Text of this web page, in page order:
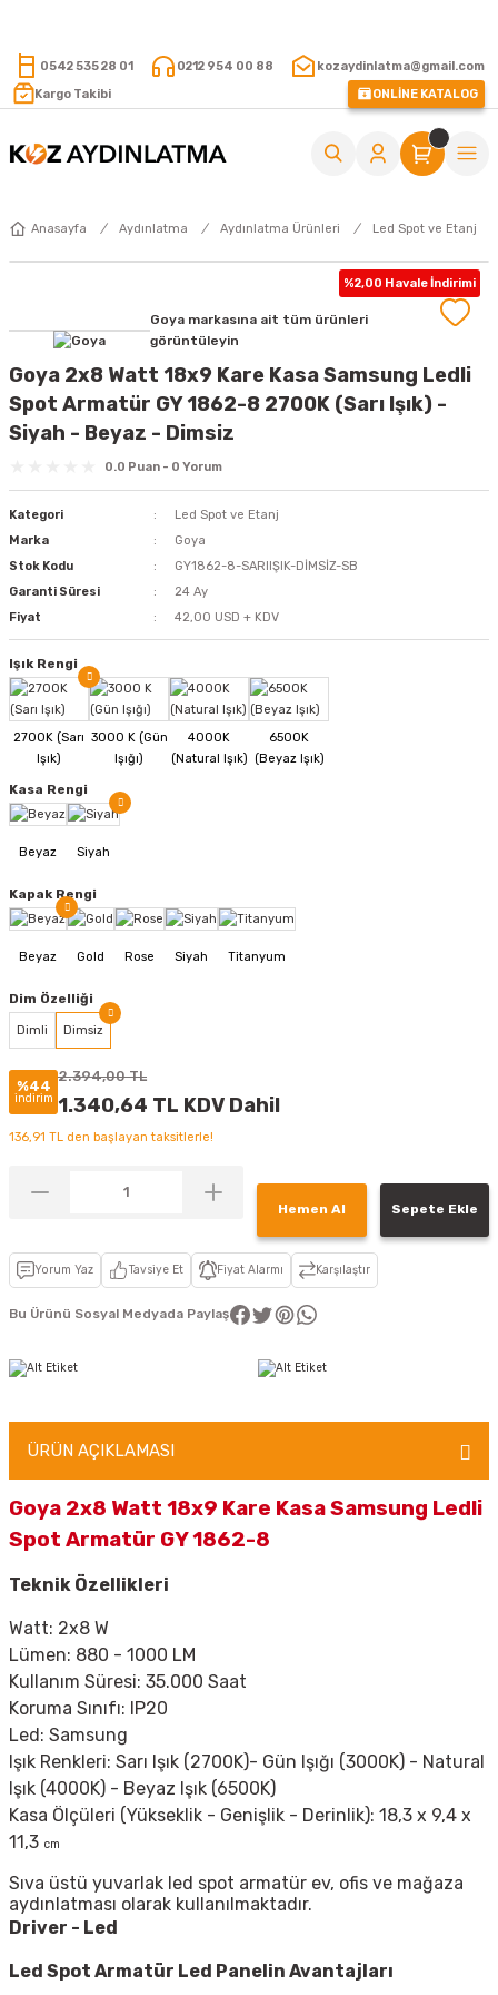
0542 535 28 01 0212 954 00 88
kozaydinlatma@gmail.com
Kargo Takibi
ONLİNE KATALOG
Anasayfa Aydınlatma Aydınlatma Ürünleri Led Spot ve Etanj
%2,00 Havale İndirimi
Goya markasına ait tüm ürünleri
görüntüleyin
Goya 2x8 Watt 18x9 Kare Kasa Samsung Ledli
Spot Armatür GY 1862-8 2700K (Sarı Işık) -
Siyah - Beyaz - Dimsiz
0.0 Puan - 0 Yorum
Kategori
Led Spot ve Etanj
Marka
Goya
Stok Kodu
GY1862-8-SARIIŞIK-DİMSİZ-SB
Garanti Süresi
24 Ay
Fiyat
42,00 USD + KDV
Işık Rengi
Kasa Rengi
Kapak Rengi
Dim Özelliği
Dimli Dimsiz
%44
indirim
2.394,00 TL
1.340,64 TL KDV Dahil
136,91 TL den başlayan taksitlerle!
Hemen Al Sepete Ekle
Yorum Yaz Tavsiye Et Fiyat Alarmı Karşılaştır
Bu Ürünü Sosyal Medyada Paylaş
ÜRÜN AÇIKLAMASI
Goya 2x8 Watt 18x9 Kare Kasa Samsung Ledli
Spot Armatür GY 1862-8
Teknik Özellikleri
Watt: 2x8 W
Lümen: 880 - 1000 LM
Kullanım Süresi: 35.000 Saat
Koruma Sınıfı: IP20
Led: Samsung
Işık Renkleri: Sarı Işık (2700K)- Gün Işığı (3000K) - Natural
Işık (4000K) - Beyaz Işık (6500K)
Kasa Ölçüleri (Yükseklik - Genişlik - Derinlik): 18,3 x 9,4 x
11,3 cm
Sıva üstü yuvarlak led spot armatür ev, ofis ve mağaza
aydınlatması olarak kullanılmaktadır.
Driver - Led
Led Spot Armatür Led Panelin Avantajları